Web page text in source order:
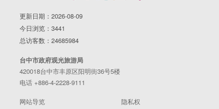
更新日期：2026-08-09
今日浏览：3441
总访客数：24685984
台中市政府观光旅游局
420018台中市丰原区阳明街36号5楼
电话 +886-4-2228-9111
网站导览
隐私权